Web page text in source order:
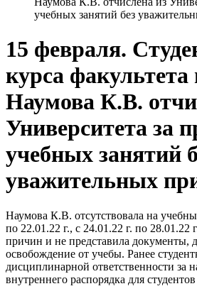
учебных занятий без
15 февраля.
курса факультета
Наумова К.В.
Университета за
учебных занятий
уважительных
Наумова К.В. отсутствовала на
по 22.01.22 г., с 24.01.22 г. по 28.01.22
причин и не представила документы,
освобождение от учебы. Ранее
дисциплинарной ответственности за
внутреннего распорядка для